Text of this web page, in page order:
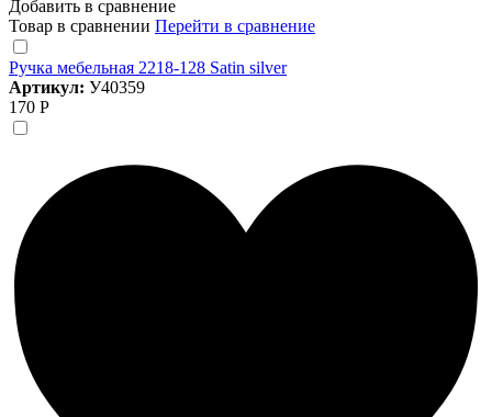
Добавить в сравнение
Товар в сравнении Перейти в сравнение
Ручка мебельная 2218-128 Satin silver
Артикул: У40359
170 Р